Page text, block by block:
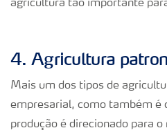
agricultura tão importante
4. Agricultura
Mais um dos tipos de
empresarial, como também é
produção é direcionado para